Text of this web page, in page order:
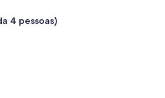
4 pessoas)